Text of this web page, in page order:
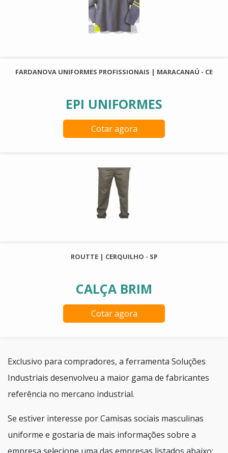
FARDANOVA UNIFORMES PROFISSIONAIS | MARACANAÚ - CE
EPI UNIFORMES
Cotar agora
ROUTTE | CERQUILHO - SP
CALÇA BRIM
Cotar agora
Exclusivo para compradores, a ferramenta Soluções
Industriais desenvolveu a maior gama de fabricantes
referência no mercano industrial.
Se estiver interesse por Camisas sociais masculinas
uniforme e gostaria de mais informações sobre a